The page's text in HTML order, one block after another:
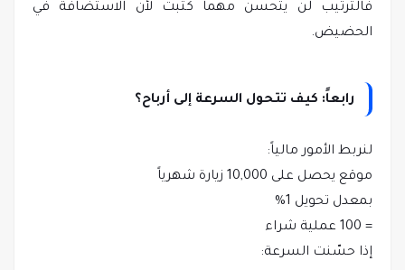
فالترتيب لن يتحسن مهما كتبت لأن الاستضافة في
الحضيض.
رابعاً: كيف تتحول السرعة إلى أرباح؟
لنربط الأمور مالياً:
موقع يحصل على 10,000 زيارة شهرياً
بمعدل تحويل 1%
= 100 عملية شراء
إذا حسّنت السرعة: